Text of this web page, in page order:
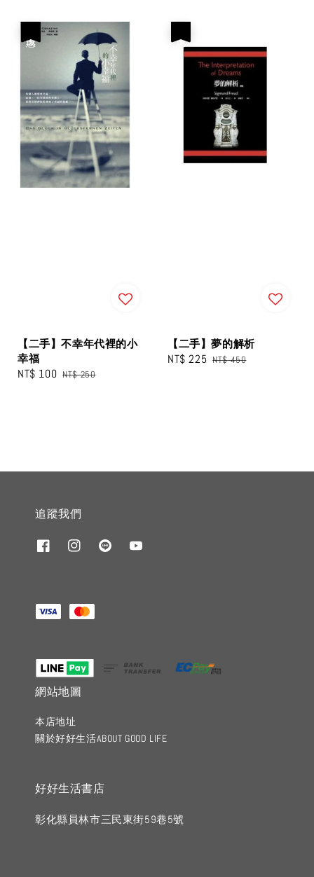
【二手】不幸年代裡的小
幸福
Sale
NT$ 100 Regular
NT$ 250
【二手】夢的解析
Sale
NT$ 225 Regular
NT$ 450
追蹤我們
網站地圖
本店地址
關於好好生活ABOUT GOOD LIFE
好好生活書店
彰化縣員林市三民東街59巷5號